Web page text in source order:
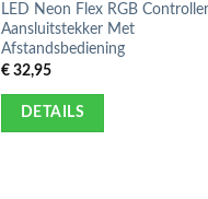
LED Neon Flex RGB Controller
Aansluitstekker Met
Afstandsbediening
€ 32,95
DETAILS